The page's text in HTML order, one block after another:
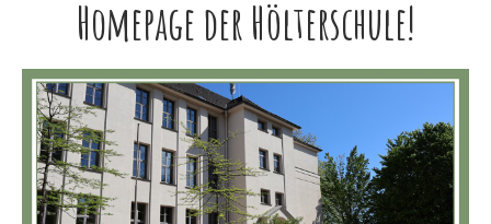
Homepage der Hölterschule!